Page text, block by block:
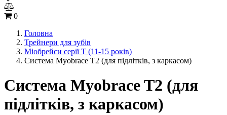
0
Головна
Трейнери для зубів
Міобрейси серії Т (11-15 років)
Система Myobrace T2 (для підлітків, з каркасом)
Система Myobrace T2 (для
підлітків, з каркасом)